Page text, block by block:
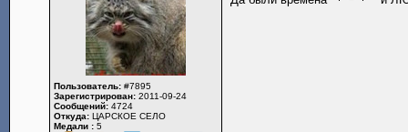
Пользователь:#7895
Зарегистрирован:2011-09-24
Сообщений:4724
Откуда:ЦАРСКОЕ СЕЛО
Медали :5